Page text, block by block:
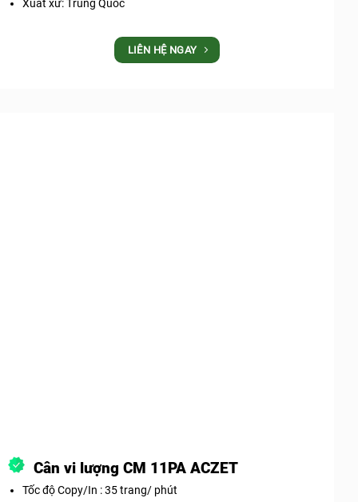
Xuất xứ: Trung Quốc
LIÊN HỆ NGAY
Cân vi lượng CM 11PA ACZET
Tốc độ Copy/In : 35 trang/ phút